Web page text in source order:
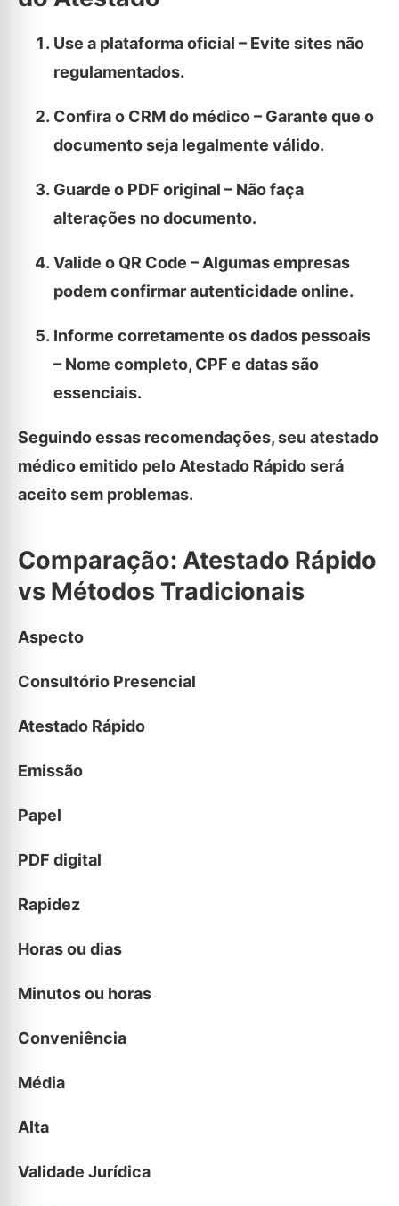
Use a plataforma oficial – Evite sites não
regulamentados.
Confira o CRM do médico – Garante que o
documento seja legalmente válido.
Guarde o PDF original – Não faça
alterações no documento.
Valide o QR Code – Algumas empresas
podem confirmar autenticidade online.
Informe corretamente os dados pessoais
– Nome completo, CPF e datas são
essenciais.
Seguindo essas recomendações, seu atestado
médico emitido pelo Atestado Rápido será
aceito sem problemas.
Comparação: Atestado Rápido
vs Métodos Tradicionais
Aspecto
Consultório Presencial
Atestado Rápido
Emissão
Papel
PDF digital
Rapidez
Horas ou dias
Minutos ou horas
Conveniência
Média
Alta
Validade Jurídica